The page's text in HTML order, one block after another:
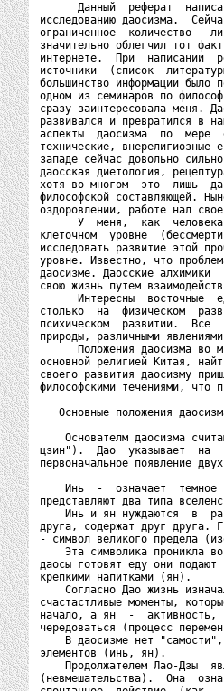
Данный  реферат
исследованию даосизма.
ограниченное  количество
значительно облегчил тот
интернете.  При  написании
источники  (список
большинство информации
одном из семинаров по
сразу заинтересовала меня.
развивался и превратился в
аспекты  даосизма  по  мере
технические,
западе сейчас довольно
даосская диетология,
хотя во многом  это  лишь
философской составляющей.
оздоровлении, работе нал
У  меня,  как
клеточном  уровне
исследовать развитие этой
уровне. Известно, что
даосизме. Даосские алхимики
свою жизнь путем
Интересны  восточные
столько  на  физическом
психическом  развитии.  Все
природы, различными
Положения даосизма во
основной религией Китая,
своего развития даосизму
философскими течениями, что
Основные положения
Основателм даосизма
цзин").  Дао  указывает  на
первоначальное появление
Инь  -  означает  темное
представляют два типа
Инь и ян нуждаются  в
друга, содержат друг друга.
- символ великого предела
Эта символика проникла
даосы готовят еду они
крепкими напитками (ян).
Согласно Дао жизнь
счастастливые моменты,
начало, а ян  -  активность,
чередоваться (процесс
В даосизме нет
элементов (инь, ян).
Продолжателем Лао-Дзы
(невмешательства).  Она